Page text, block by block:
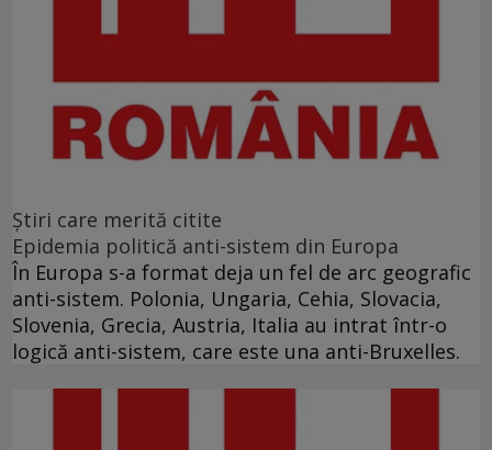
Ştiri care merită citite
Epidemia politică anti-sistem din Europa
În Europa s-a format deja un fel de arc geografic
anti-sistem. Polonia, Ungaria, Cehia, Slovacia,
Slovenia, Grecia, Austria, Italia au intrat într-o
logică anti-sistem, care este una anti-Bruxelles.